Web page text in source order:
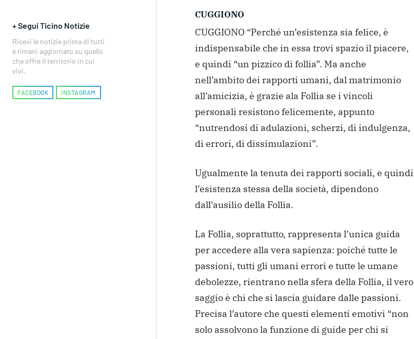
+ Segui Ticino Notizie
Ricevi le notizie prima di tutti
e rimani aggiornato su quello
che offre il territorio in cui
vivi.
FACEBOOK INSTAGRAM
CUGGIONO
CUGGIONO “Perché un’esistenza sia felice, è
indispensabile che in essa trovi spazio il piacere,
e quindi “un pizzico di follia”. Ma anche
nell’ambito dei rapporti umani, dal matrimonio
all’amicizia, è grazie ala Follia se i vincoli
personali resistono felicemente, appunto
“nutrendosi di adulazioni, scherzi, di indulgenza,
di errori, di dissimulazioni”.
Ugualmente la tenuta dei rapporti sociali, e quindi
l’esistenza stessa della società, dipendono
dall’ausilio della Follia.
La Follia, soprattutto, rappresenta l’unica guida
per accedere alla vera sapienza: poiché tutte le
passioni, tutti gli umani errori e tutte le umane
debolezze, rientrano nella sfera della Follia, il vero
saggio è chi che si lascia guidare dalle passioni.
Precisa l’autore che questi elementi emotivi “non
solo assolvono la funzione di guide per chi si